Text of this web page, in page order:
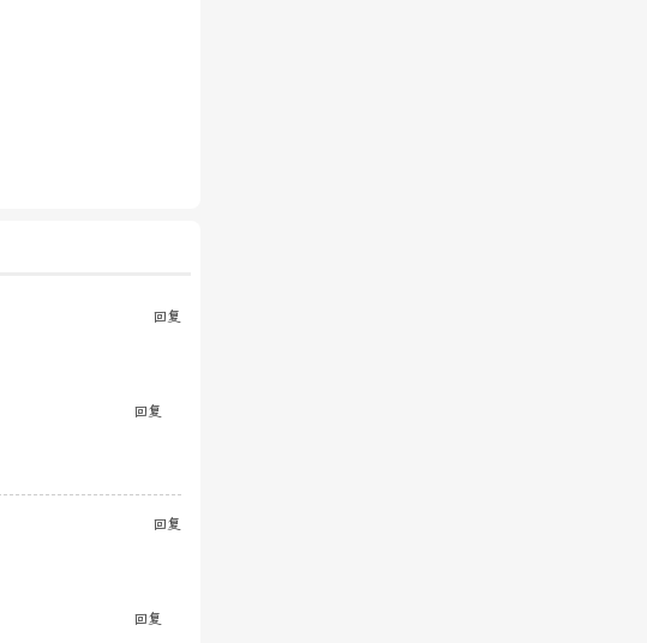
回复
回复
回复
回复